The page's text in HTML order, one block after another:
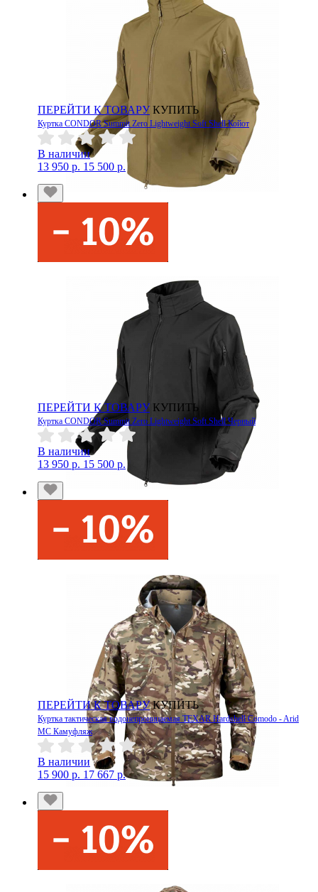
ПЕРЕЙТИ К ТОВАРУ КУПИТЬ
Куртка CONDOR Summit Zero Lightweight Soft Shell Койот
В наличии
13 950 р. 15 500 р.
ПЕРЕЙТИ К ТОВАРУ КУПИТЬ
Куртка CONDOR Summit Zero Lightweight Soft Shell Черный
В наличии
13 950 р. 15 500 р.
ПЕРЕЙТИ К ТОВАРУ КУПИТЬ
Куртка тактическая водонепроницаемая TEXAR Hardshell Comodo - Arid
MС Камуфляж
В наличии
15 900 р. 17 667 р.